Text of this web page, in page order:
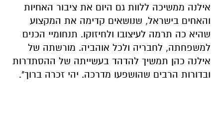
אילנה ממשיכה ללוות גם היום את ציבור האחיות
והאחים בישראל, שנושאים קדימה את המקצוע
שהיא כה תרמה לעיצובו ולחיזוקו. תנחומיי הכנים
למשפחתה, לחבריה ולכל אוהביה. מורשתה של
אילנה כהן תמשיך להדהד בעשייתה של ההסתדרות
ובדורות הרבים שהושפעו מדרכה. יהי זכרה ברוך".